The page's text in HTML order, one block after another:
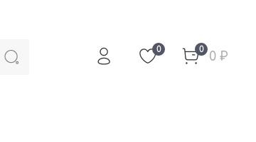
0 0 0 ₽